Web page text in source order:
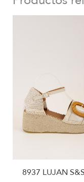
8937 LUJAN S&S